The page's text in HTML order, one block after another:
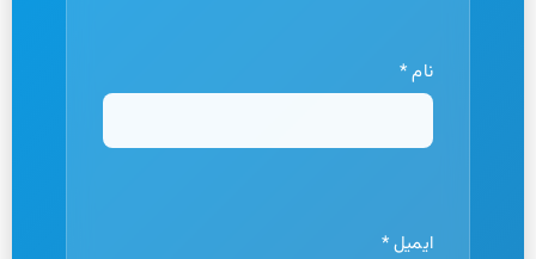
نام*
ایمیل*